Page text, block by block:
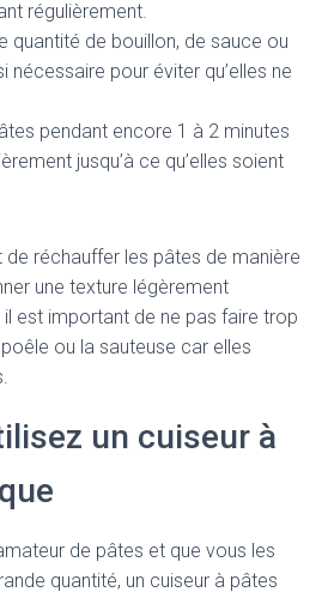
régulièrement.
quantité de bouillon, de sauce ou
nécessaire pour éviter qu’elles ne
pendant encore 1 à 2 minutes
jusqu’à ce qu’elles soient
réchauffer les pâtes de manière
une texture légèrement
est important de ne pas faire trop
ou la sauteuse car elles
un cuiseur à
de pâtes et que vous les
quantité, un cuiseur à pâtes